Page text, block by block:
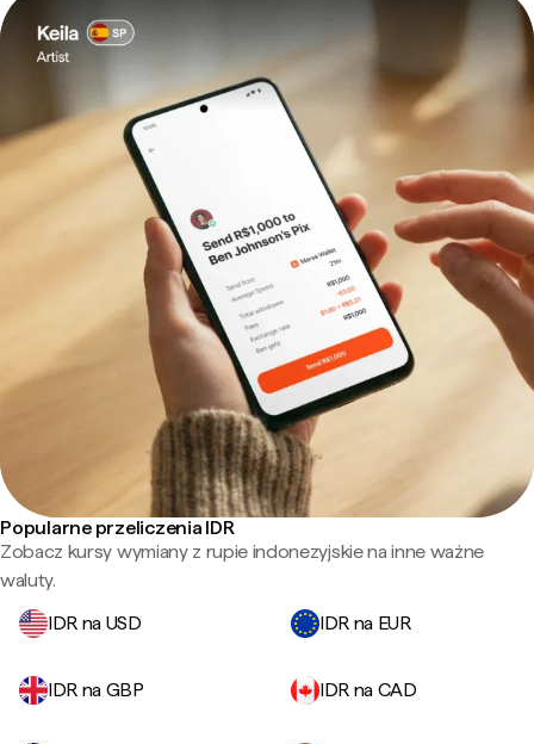
Popularne przeliczenia IDR
Zobacz kursy wymiany z rupie indonezyjskie na inne ważne
waluty.
IDR na USD
IDR na EUR
IDR na GBP IDR na CAD